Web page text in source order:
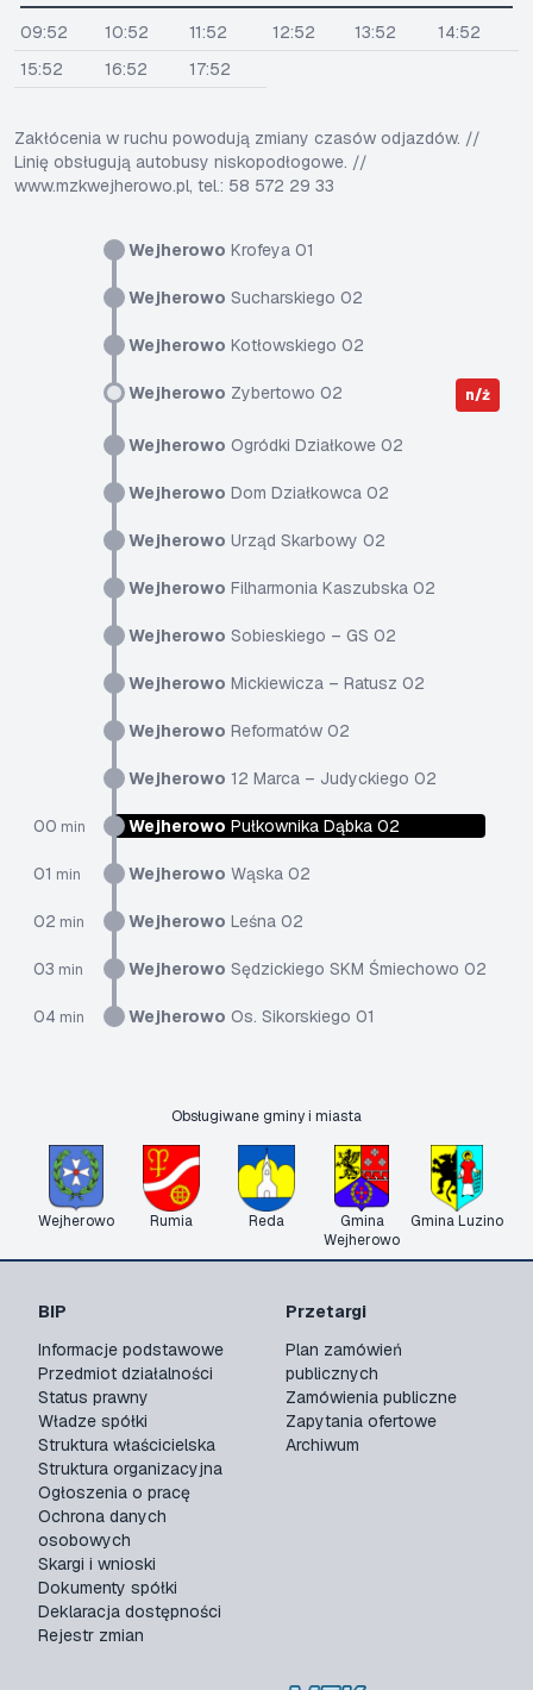
Wejherowo Krofeya 01
Wejherowo Sucharskiego 02
Wejherowo Kotłowskiego 02
Wejherowo Zybertowo 02 n/ż
Wejherowo Ogródki Działkowe 02
Wejherowo Dom Działkowca 02
Wejherowo Urząd Skarbowy 02
Wejherowo Filharmonia Kaszubska 02
Wejherowo Sobieskiego – GS 02
Wejherowo Mickiewicza – Ratusz 02
Wejherowo Reformatów 02
Wejherowo 12 Marca – Judyckiego 02
00 min Wejherowo Pułkownika Dąbka 02
01 min Wejherowo Wąska 02
02 min Wejherowo Leśna 02
03 min Wejherowo Sędzickiego SKM Śmiechowo 02
04 min Wejherowo Os. Sikorskiego 01
09:52 10:52 11:52 12:52 13:52
14:52
15:52
16:52 17:52
Zakłócenia w ruchu powodują zmiany czasów odjazdów. //
Linię obsługują autobusy niskopodłogowe. //
www.mzkwejherowo.pl, tel.: 58 572 29 33
Obsługiwane gminy i miasta
Wejherowo Rumia Reda
Gmina
Wejherowo
Gmina Luzino
BIP
Informacje podstawowe
Przedmiot działalności
Status prawny
Władze spółki
Struktura właścicielska
Struktura organizacyjna
Ogłoszenia o pracę
Ochrona danych
osobowych
Skargi i wnioski
Dokumenty spółki
Deklaracja dostępności
Rejestr zmian
Przetargi
Plan zamówień
publicznych
Zamówienia publiczne
Zapytania ofertowe
Archiwum